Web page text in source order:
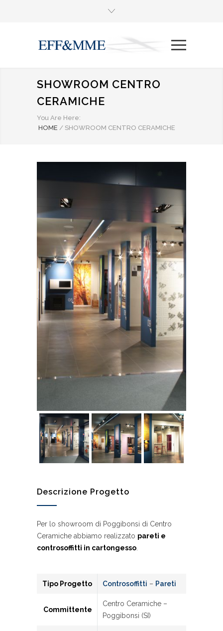
SHOWROOM CENTRO
CERAMICHE
You Are Here:
HOME / SHOWROOM CENTRO CERAMICHE
Descrizione Progetto
Per lo showroom di Poggibonsi di Centro
Ceramiche abbiamo realizzato pareti e
controsoffitti in cartongesso.
Tipo Progetto Controsoffitti – Pareti
Committente
Centro Ceramiche –
Poggibonsi (SI)